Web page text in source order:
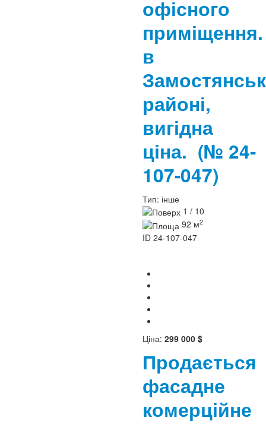
офісного
приміщення.
в
районі,
вигідна
ціна. (№ 24-
107-047)
Тип: інше
1 / 10
92 м2
ID 24-107-047
Ціна: 299 000 $
Продається
фасадне
комерційне